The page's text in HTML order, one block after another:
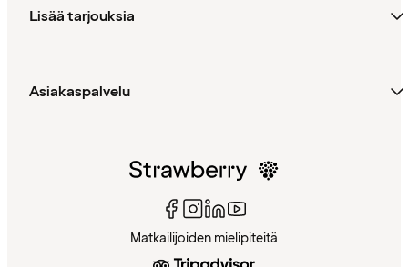
Lisää tarjouksia
Asiakaspalvelu
Matkailijoiden mielipiteitä